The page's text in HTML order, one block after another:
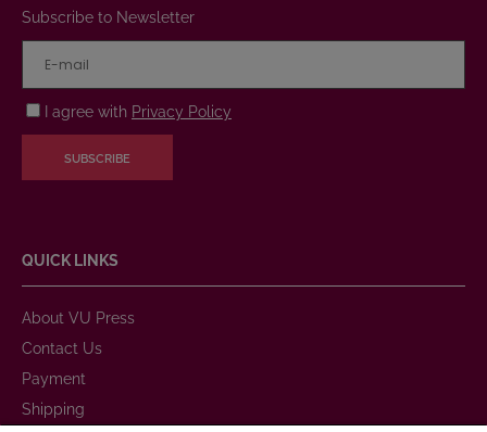
Subscribe to Newsletter
I agree with Privacy Policy
SUBSCRIBE
QUICK LINKS
About VU Press
Contact Us
Payment
Shipping